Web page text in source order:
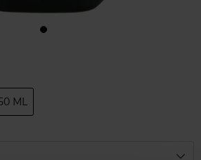
ML